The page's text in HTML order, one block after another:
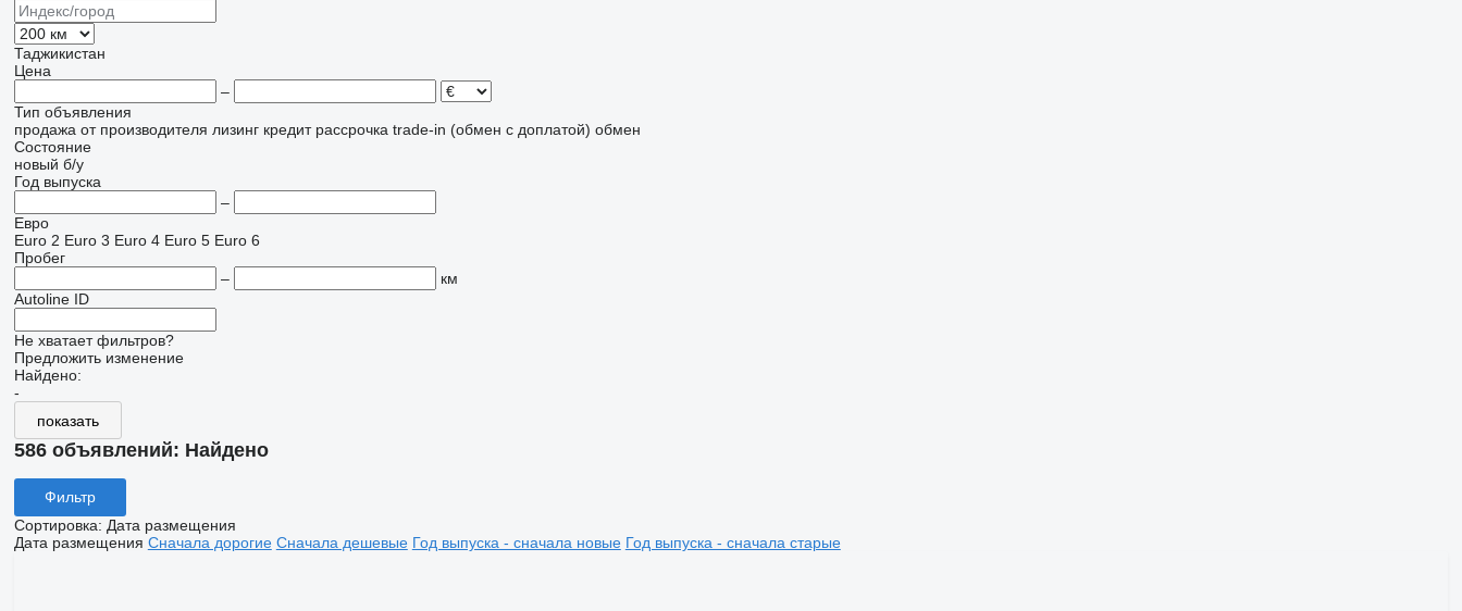
Таджикистан
Цена
–
Тип объявления
продажа от производителя лизинг кредит рассрочка trade-in (обмен с доплатой) обмен
Состояние
новый б/у
Год выпуска
–
Евро
Euro 2 Euro 3 Euro 4 Euro 5 Euro 6
Пробег
–
км
Autoline ID
Не хватает фильтров?
Предложить изменение
Найдено:
-
показать
586 объявлений: Найдено
Фильтр
Сортировка: Дата размещения
Дата размещения Сначала дорогие Сначала дешевые Год выпуска - сначала новые Год выпуска - сначала старые